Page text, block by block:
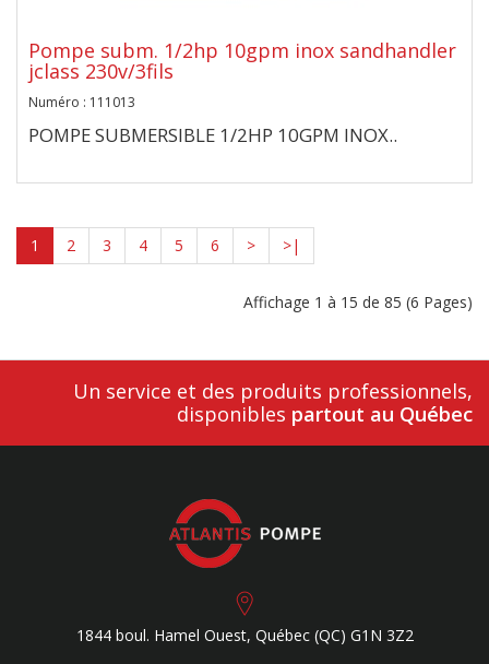
Pompe subm. 1/2hp 10gpm inox sandhandler
jclass 230v/3fils
Numéro : 111013
POMPE SUBMERSIBLE 1/2HP 10GPM INOX..
1 2 3 4 5 6 > >|
Affichage 1 à 15 de 85 (6 Pages)
Un service et des produits professionnels,
disponibles partout au Québec
1844 boul. Hamel Ouest, Québec (QC) G1N 3Z2